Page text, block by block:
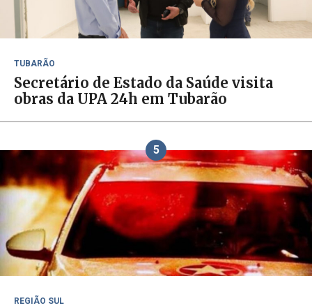
TUBARÃO
Secretário de Estado da Saúde visita
obras da UPA 24h em Tubarão
5
REGIÃO SUL